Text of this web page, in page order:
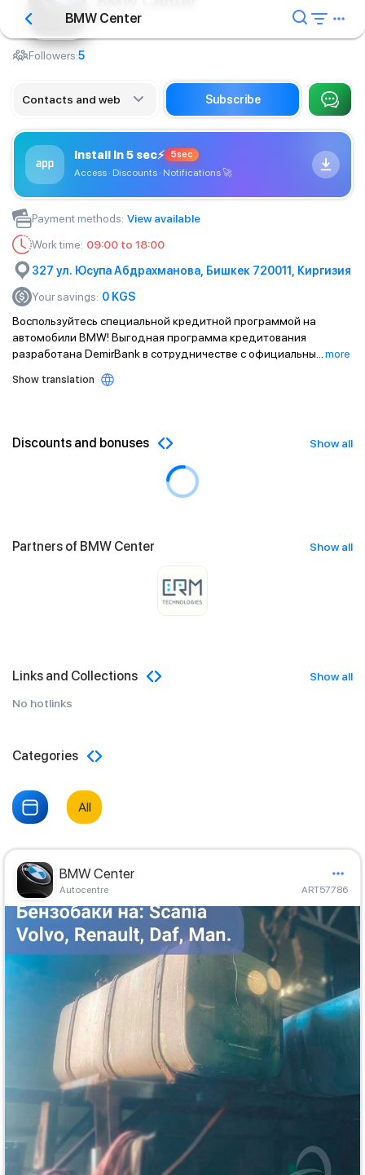
BMW Center
Autocentre
Followers:5
Contacts and web Subscribe
Install in 5 sec⚡ 5sec
Access · Discounts · Notifications🚀
Payment methods: View available
Work time: 09:00 to 18:00
327 ул. Юсупа Абдрахманова, Бишкек 720011, Киргизия
Your savings: 0 KGS
Воспользуйтесь специальной кредитной программой на
автомобили BMW! Выгодная программа кредитования
разработана DemirBank в сотрудничестве с официальны
more
Show translation
Discounts and bonuses Show all
Partners of BMW Center Show all
Links and Collections Show all
No hotlinks
Categories
All
BMW Center
Autocentre ART57786